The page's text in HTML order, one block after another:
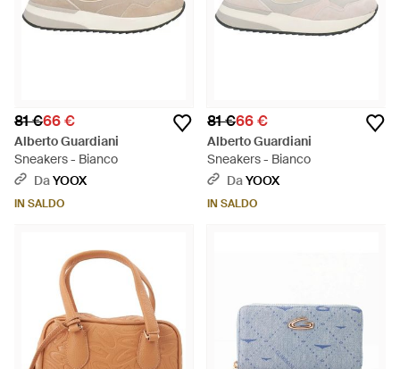
81 €66 €
Alberto Guardiani
Sneakers - Bianco
DaYOOX
IN SALDO
81 €66 €
Alberto Guardiani
Sneakers - Bianco
DaYOOX
IN SALDO